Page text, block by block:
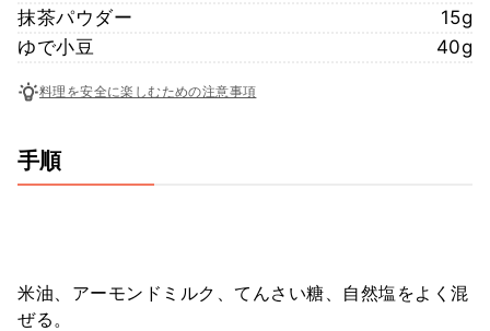
抹茶パウダー
15g
ゆで小豆
40g
料理を安全に楽しむための注意事項
手順
米油、アーモンドミルク、てんさい糖、自然塩をよく混
ぜる。